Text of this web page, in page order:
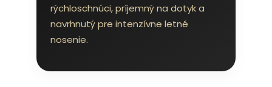
rýchloschnúci, príjemný na dotyk a
navrhnutý pre intenzívne letné
nosenie.